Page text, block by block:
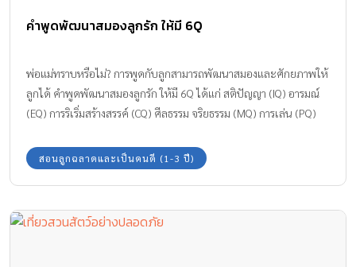
คำพูดพัฒนาสมองลูกรัก ให้มี 6Q
พ่อแม่ทราบหรือไม่? การพูดกับลูกสามารถพัฒนาสมองและศักยภาพให้
ลูกได้ คำพูดพัฒนาสมองลูกรัก ให้มี 6Q ได้แก่ สติปัญญา (IQ) อารมณ์
(EQ) การริเริ่มสร้างสรรค์ (CQ) ศีลธรรม จริยธรรม (MQ) การเล่น (PQ)
สอนลูกฉลาดและเป็นคนดี (1-3 ปี)